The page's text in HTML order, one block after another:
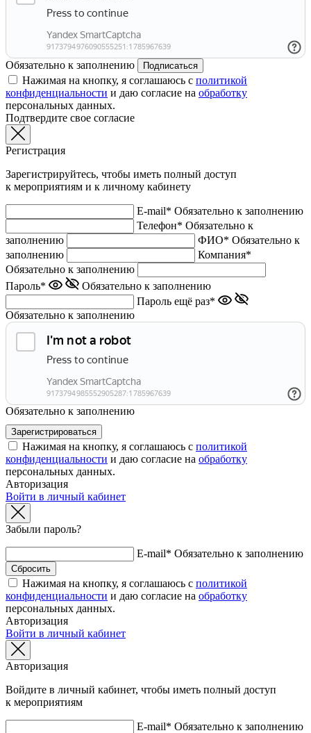
Обязательно к заполнению Подписаться
Нажимая на кнопку, я соглашаюсь с политикой
конфиденциальности и даю согласие на обработку
персональных данных.
Подтвердите свое согласие
Регистрация
Зарегистрируйтесь, чтобы иметь полный доступ
к мероприятиям и к личному кабинету
E-mail* Обязательно к заполнению
Телефон* Обязательно к
заполнению
ФИО* Обязательно к
заполнению
Компания*
Обязательно к заполнению
Пароль*
Обязательно к заполнению
Пароль ещё раз*
Обязательно к заполнению
Обязательно к заполнению
Нажимая на кнопку, я соглашаюсь с политикой
конфиденциальности и даю согласие на обработку
персональных данных.
Авторизация
Войти в личный кабинет
Забыли пароль?
E-mail* Обязательно к заполнению
Нажимая на кнопку, я соглашаюсь с политикой
конфиденциальности и даю согласие на обработку
персональных данных.
Авторизация
Войти в личный кабинет
Авторизация
Войдите в личный кабинет, чтобы иметь полный доступ
к мероприятиям
E-mail* Обязательно к заполнению